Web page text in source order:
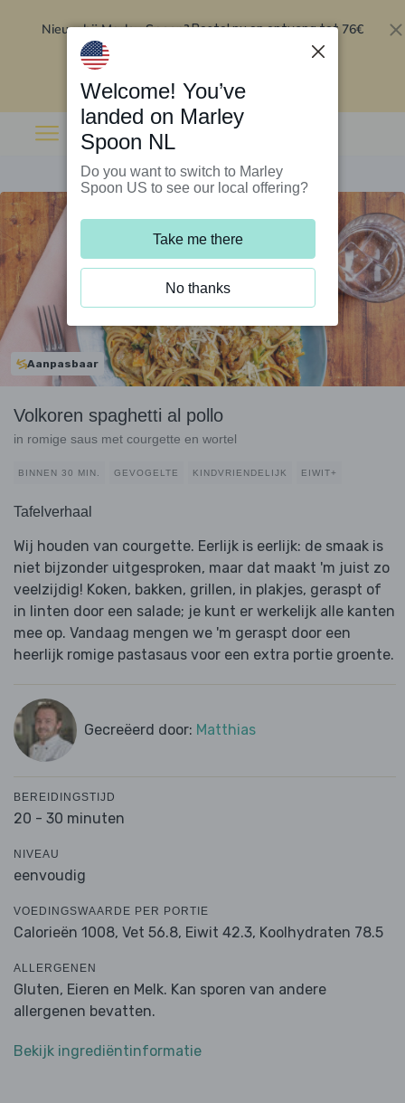
Nieuw bij Marley Spoon?Bestel nu en ontvang tot 76€
Aanpasbaar
Volkoren spaghetti al pollo
in romige saus met courgette en wortel
BINNEN 30 MIN. GEVOGELTE KINDVRIENDELIJK EIWIT+
Tafelverhaal
Wij houden van courgette. Eerlijk is eerlijk: de smaak is
niet bijzonder uitgesproken, maar dat maakt 'm juist zo
veelzijdig! Koken, bakken, grillen, in plakjes, geraspt of
in linten door een salade; je kunt er werkelijk alle kanten
mee op. Vandaag mengen we 'm geraspt door een
heerlijk romige pastasaus voor een extra portie groente.
Gecreëerd door: Matthias
BEREIDINGSTIJD
20 - 30 minuten
NIVEAU
eenvoudig
VOEDINGSWAARDE PER PORTIE
Calorieën 1008, Vet 56.8, Eiwit 42.3, Koolhydraten 78.5
ALLERGENEN
Gluten, Eieren en Melk. Kan sporen van andere
allergenen bevatten.
Bekijk ingrediëntinformatie
Welcome! You’ve
landed on Marley
Spoon NL
Do you want to switch to Marley
Spoon US to see our local offering?
Take me there
No thanks